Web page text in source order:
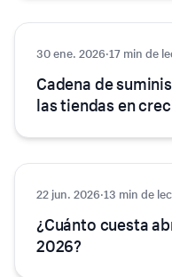
Ecommerce
30 ene. 2026·17 min de
Cadena de
las tiendas en
Comercio electrónico
22 jun. 2026·13 min de
¿Cuánto cuesta
2026?